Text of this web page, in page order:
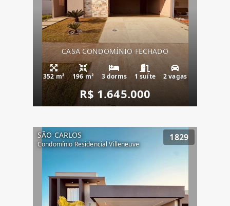
CASA CONDOMÍNIO FECHADO
352 m² 196 m² 3 dorms 1 suíte 2 vagas
R$ 1.645.000
SÃO CARLOS
Condomínio Residencial Villeneuve
1829